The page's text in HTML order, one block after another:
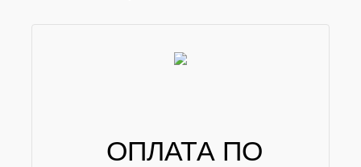
ОПЛАТА ПО